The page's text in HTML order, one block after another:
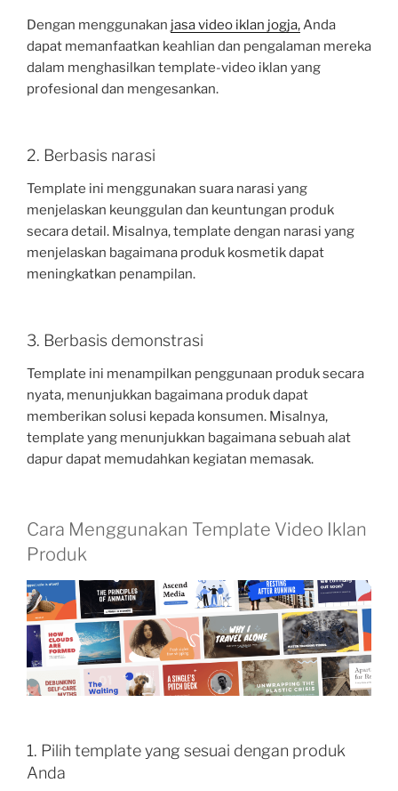
Dengan menggunakan jasa video iklan jogja,Anda
dapat memanfaatkan keahlian dan pengalaman mereka
dalam menghasilkan template-video iklan yang
profesional dan mengesankan.
2. Berbasis narasi
Template ini menggunakan suara narasi yang
menjelaskan keunggulan dan keuntungan produk
secara detail. Misalnya, template dengan narasi yang
menjelaskan bagaimana produk kosmetik dapat
meningkatkan penampilan.
3. Berbasis demonstrasi
Template ini menampilkan penggunaan produk secara
nyata, menunjukkan bagaimana produk dapat
memberikan solusi kepada konsumen. Misalnya,
template yang menunjukkan bagaimana sebuah alat
dapur dapat memudahkan kegiatan memasak.
Cara Menggunakan Template Video Iklan
Produk
1. Pilih template yang sesuai dengan produk
Anda